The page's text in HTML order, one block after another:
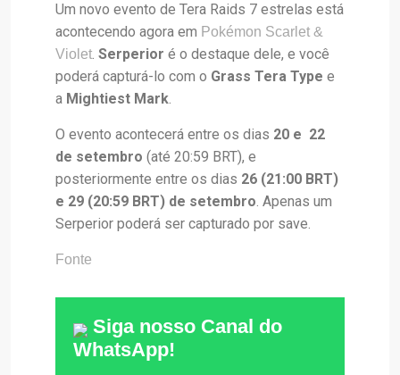
Um novo evento de Tera Raids 7 estrelas está
acontecendo agora em Pokémon Scarlet &
Violet. Serperior é o destaque dele, e você
poderá capturá-lo com o Grass Tera Type e
a Mightiest Mark.
O evento acontecerá entre os dias 20 e 22
de setembro (até 20:59 BRT), e
posteriormente entre os dias 26 (21:00 BRT)
e 29 (20:59 BRT) de setembro. Apenas um
Serperior poderá ser capturado por save.
Fonte
Siga nosso Canal do
WhatsApp!